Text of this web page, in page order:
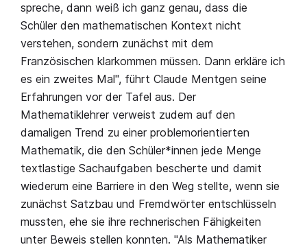
spreche, dann weiß ich ganz genau, dass die
Schüler den mathematischen Kontext nicht
verstehen, sondern zunächst mit dem
Französischen klarkommen müssen. Dann erkläre ich
es ein zweites Mal", führt Claude Mentgen seine
Erfahrungen vor der Tafel aus. Der
Mathematiklehrer verweist zudem auf den
damaligen Trend zu einer problemorientierten
Mathematik, die den Schüler*innen jede Menge
textlastige Sachaufgaben bescherte und damit
wiederum eine Barriere in den Weg stellte, wenn sie
zunächst Satzbau und Fremdwörter entschlüsseln
mussten, ehe sie ihre rechnerischen Fähigkeiten
unter Beweis stellen konnten. "Als Mathematiker